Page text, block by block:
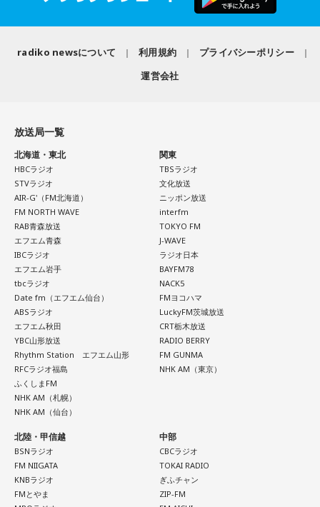
スーパーやコンビニで百花繚乱の個包装、小袋入りのグルメ
をセレクション！
リサーチテーマは「夏のどうでもいい575」
今年の夏について、575にしたためてみませんか？
どうでもいいことでオーケー！
メールはanna@bayfm.co.jp
でお待ちしています。
9時台はトレンド独自解説「ミラクルワード」
10時台は旬な食材を紹介する「ヤマサデイリーティップス」
お宅のにゃんこが登場する「11時のにゃんこ」もお楽しみ
に！
#アンナミラクル でつぶやく
miracle!!
BAYFM 午前中のワイドプログラム。月～木朝9時から！
毎日にシゲキとイロドリを！ANNAがキラキラの音楽と
おしゃべりをお届けしています。
開催間近！今年25周年＆3日間開催〜サマソニの見どころを
チェックする 「サマーソニック・ガイド2026」。
＜8月12日(水)のTOPICS＞
開催間近！今年25周年＆3日間開催〜サマソニの見どころを
チェックする 「サマーソニック・ガイド2026」。
水曜はTokyo Day-2（8月15日（土））のラインナップに注
目！
＜8月13日(木)のTOPICS＞
開催目前！今年25周年＆3日間開催〜サマソニの見どころを
チェックする 「サマーソニック・ガイド2026」。
木曜はTokyo Day-3（8月16日（日））のラインナップに注
目！
INTER X-PRESS
radiko newsについて 利用規約
プライバシーポリシー
運営会社
放送局一覧
北海道・東北
HBCラジオ
STVラジオ
AIR-G'（FM北海道）
FM NORTH WAVE
RAB青森放送
エフエム青森
IBCラジオ
エフエム岩手
tbcラジオ
Date fm（エフエム仙台）
ABSラジオ
エフエム秋田
YBC山形放送
Rhythm Station エフエム山形
RFCラジオ福島
ふくしまFM
NHK AM（札幌）
NHK AM（仙台）
関東
TBSラジオ
文化放送
ニッポン放送
interfm
TOKYO FM
J-WAVE
ラジオ日本
BAYFM78
NACK5
FMヨコハマ
LuckyFM茨城放送
CRT栃木放送
RADIO BERRY
FM GUNMA
NHK AM（東京）
北陸・甲信越
BSNラジオ
FM NIIGATA
KNBラジオ
FMとやま
中部
CBCラジオ
TOKAI RADIO
ぎふチャン
ZIP-FM